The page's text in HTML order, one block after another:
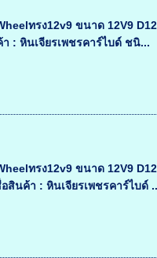
ทรง12v9 ขนาด 12V9
: หินเจียรเพชรคาร์ไบด์ ชนิ...
ทรง12v9 ขนาด 12V9
สินค้า : หินเจียรเพชรคาร์ไบด์